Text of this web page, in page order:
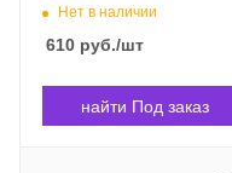
Planet Waves PWGS-SS
Владивостоке
Нет в наличии
610 руб./шт
найти Под заказ